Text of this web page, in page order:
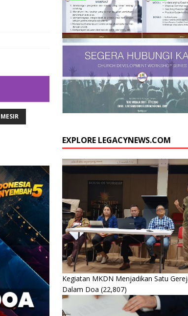
MESIR
EXPLORE LEGACYNEWS.COM
Kegiatan MKDN Menjadikan Satu
Dalam Doa (22,807)